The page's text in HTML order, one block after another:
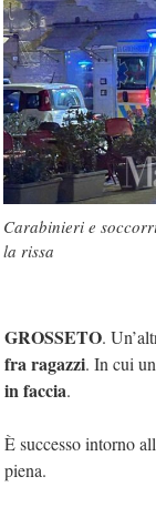
Carabinieri e
la rissa
GROSSETO.
fra ragazzi. In cui
in faccia.
È successo intorno
piena.